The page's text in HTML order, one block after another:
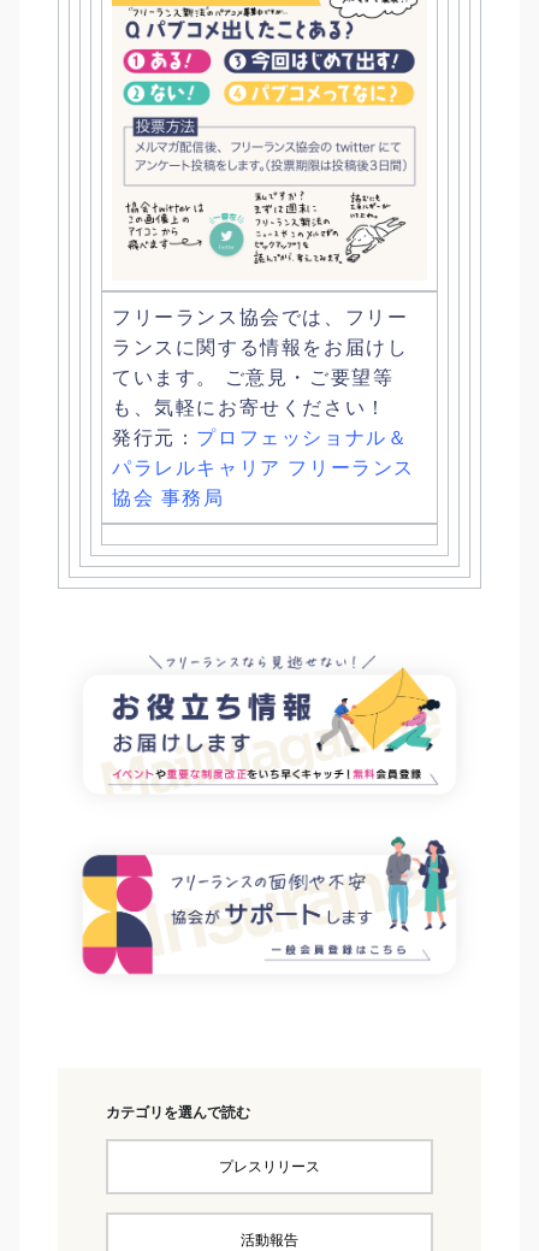
フリーランス協会では、 フリー
ランスに関する情報をお届けし
ています。 ご意見・ご要望等
も、気軽にお寄せください！
発行元： プロフェッショナル＆
パラレルキャリア フリーランス
協会 事務局
カテゴリを選んで読む
プレスリリース
活動報告